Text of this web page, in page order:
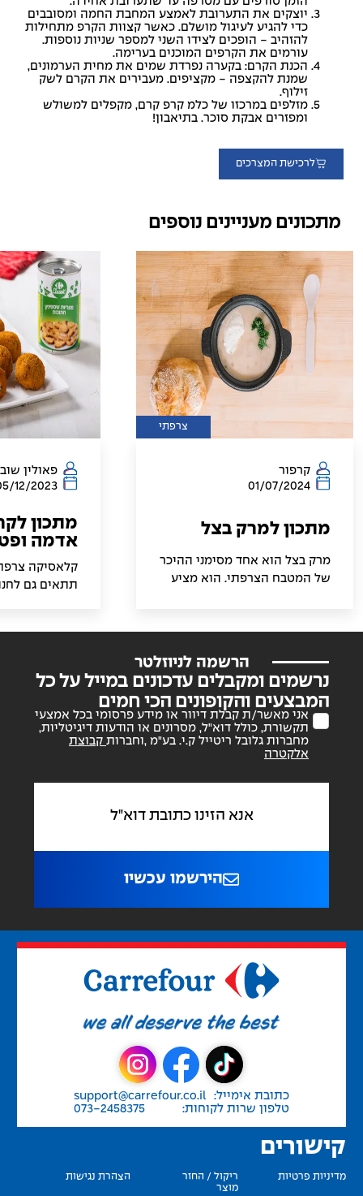
יוצקים את התערובת לאמצע המחבת החמה ומסובבים
כדי להגיע לעיגול מושלם. כאשר קצוות הקרפ מתחילות
להזהיב - הופכים לצידו השני למספר שניות נוספות.
עורמים את הקרפים המוכנים בערימה.
הכנת הקרם: בקערה נפרדת שמים את מחית הערמונים,
שמנת להקצפה - מקציפים. מעבירים את הקרם לשק
זילוף.
מזלפים במרכזו של כלמ קרפ קרם, מקפלים למשולש
ומפזרים אבקת סוכר. בתיאבון!
לרכישת המצרכים
מתכונים מעניינים נוספים
צרפתי
קרפור
01/07/2024
מתכון למרק בצל
מרק בצל הוא אחד מסימני ההיכר
של המטבח הצרפתי. הוא מציע
בכל שאר ימות השנה. המוניטין
מהמקורות הוותיקים שלו, אלא
גם מהטעמים העשירים והארומה
המשכרת.
פאולין
12/2023
מתכון
אדמה
קלאסיקה
תתאים גם
הרשמה לניוזלטר
נרשמים ומקבלים עדכונים במייל על כל
המבצעים והקופונים הכי חמים
אני מאשר/ת קבלת דיוור או מידע פרסומי בכל אמצעי
תקשורת, כולל דוא"ל, מסרונים או הודעות דיגיטליות,
מחברות גלובל ריטייל ק.י. בע"מ ,וחברות קבוצת
אלקטרה
הירשמו עכשיו
כתובת אימייל:
support@carrefour.co.il
טלפון שרות לקוחות:
073-2458375
קישורים
מדיניות פרטיות
ריקול / החזר
מוצר
הצהרת נגישות